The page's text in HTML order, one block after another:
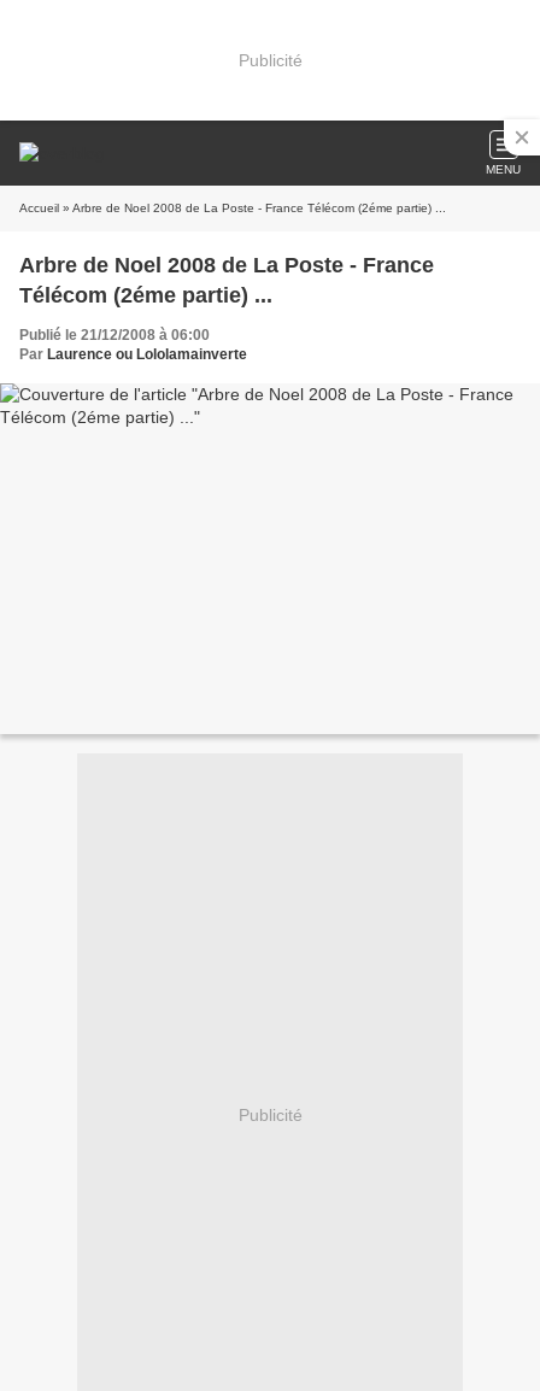
Publicité
MENU
Accueil » Arbre de Noel 2008 de La Poste - France Télécom (2éme partie) ...
Arbre de Noel 2008 de La Poste - France
Télécom (2éme partie) ...
Publié le 21/12/2008 à 06:00
Par Laurence ou Lololamainverte
Publicité